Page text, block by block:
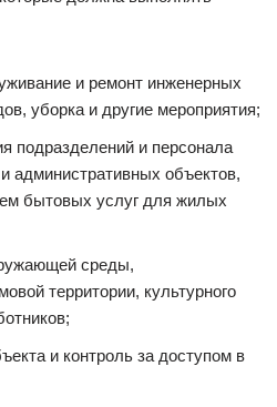
и ремонт инженерных
уборка и другие мероприятия;
подразделений и персонала
административных объектов,
бытовых услуг для жилых
среды,
территории, культурного
и контроль за доступом в